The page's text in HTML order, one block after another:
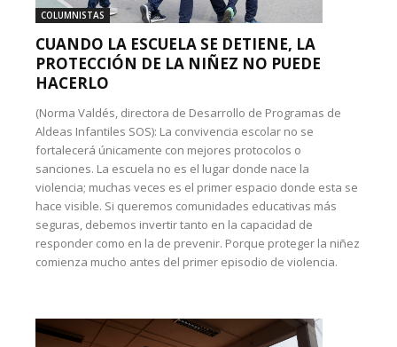
COLUMNISTAS
CUANDO LA ESCUELA SE DETIENE, LA
PROTECCIÓN DE LA NIÑEZ NO PUEDE
HACERLO
(Norma Valdés, directora de Desarrollo de Programas de
Aldeas Infantiles SOS): La convivencia escolar no se
fortalecerá únicamente con mejores protocolos o
sanciones. La escuela no es el lugar donde nace la
violencia; muchas veces es el primer espacio donde esta se
hace visible. Si queremos comunidades educativas más
seguras, debemos invertir tanto en la capacidad de
responder como en la de prevenir. Porque proteger la niñez
comienza mucho antes del primer episodio de violencia.